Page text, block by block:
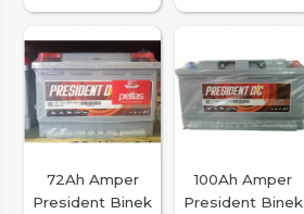
72Ah Amper
President Binek
100Ah Amper
President Binek